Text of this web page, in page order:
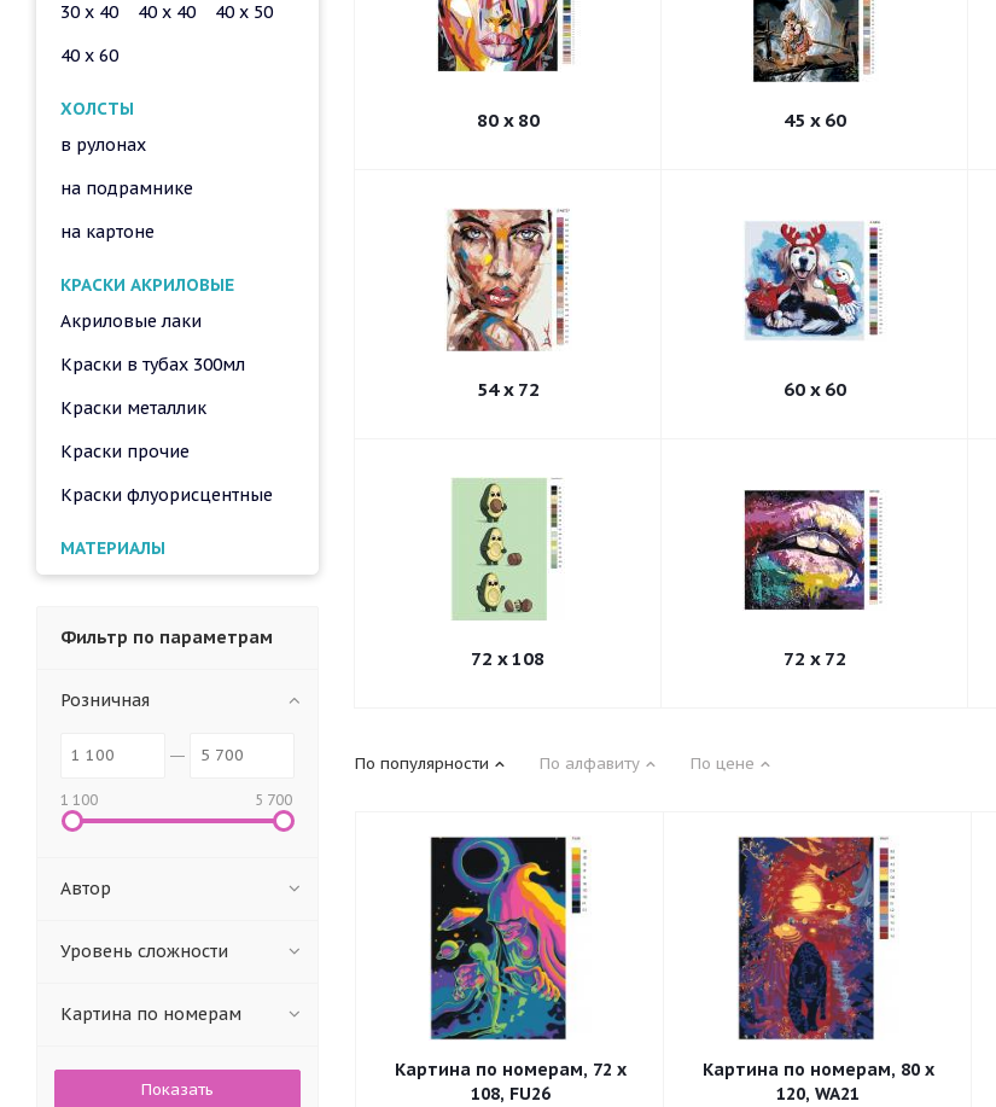
80 x 80 45 x 60
54 x 72 60 x 60
72 x 108 72 x 72
По популярности По алфавиту По цене
Картина по номерам, 72 x
108, FU26
Картина по номерам, 80 x
120, WA21
30 x 40
40 x 40
40 x 50
40 x 60
ХОЛСТЫ
в рулонах
на подрамнике
на картоне
КРАСКИ АКРИЛОВЫЕ
Акриловые лаки
Краски в тубах 300мл
Краски металлик
Краски прочие
Краски флуорисцентные
МАТЕРИАЛЫ
Фильтр по параметрам
Розничная
1 100 5 700
Автор
Уровень сложности
Картина по номерам